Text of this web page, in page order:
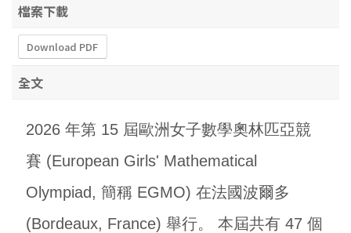
檔案下載
Download PDF
全文
2026 年第 15 屆歐洲女子數學奧林匹亞競
賽 (European Girls' Mathematical
Olympiad, 簡稱 EGMO) 在法國波爾多
(Bordeaux, France) 舉行。 本屆共有 47 個